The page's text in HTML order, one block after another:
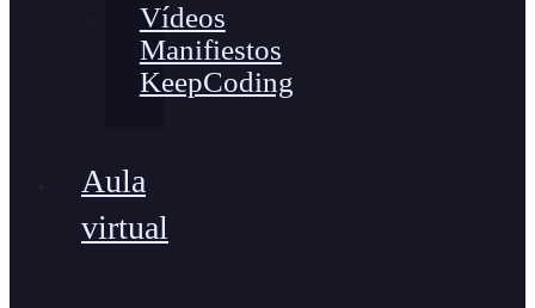
Vídeos
Manifiestos
KeepCoding
Aula
virtual